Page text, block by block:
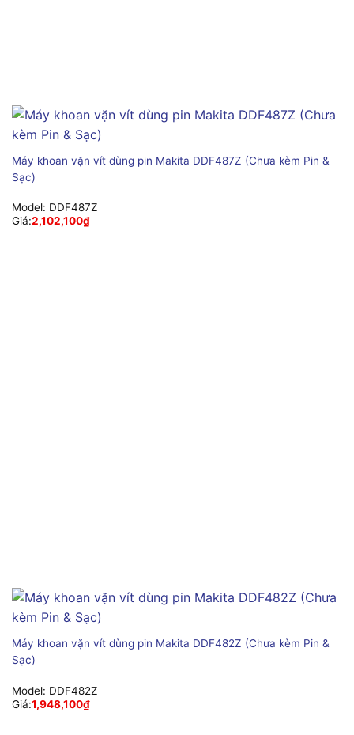
Máy khoan vặn vít dùng pin Makita DDF487Z (Chưa kèm Pin &
Sạc)
Model: DDF487Z
Giá:2,102,100₫
Máy khoan vặn vít dùng pin Makita DDF482Z (Chưa kèm Pin &
Sạc)
Model: DDF482Z
Giá:1,948,100₫